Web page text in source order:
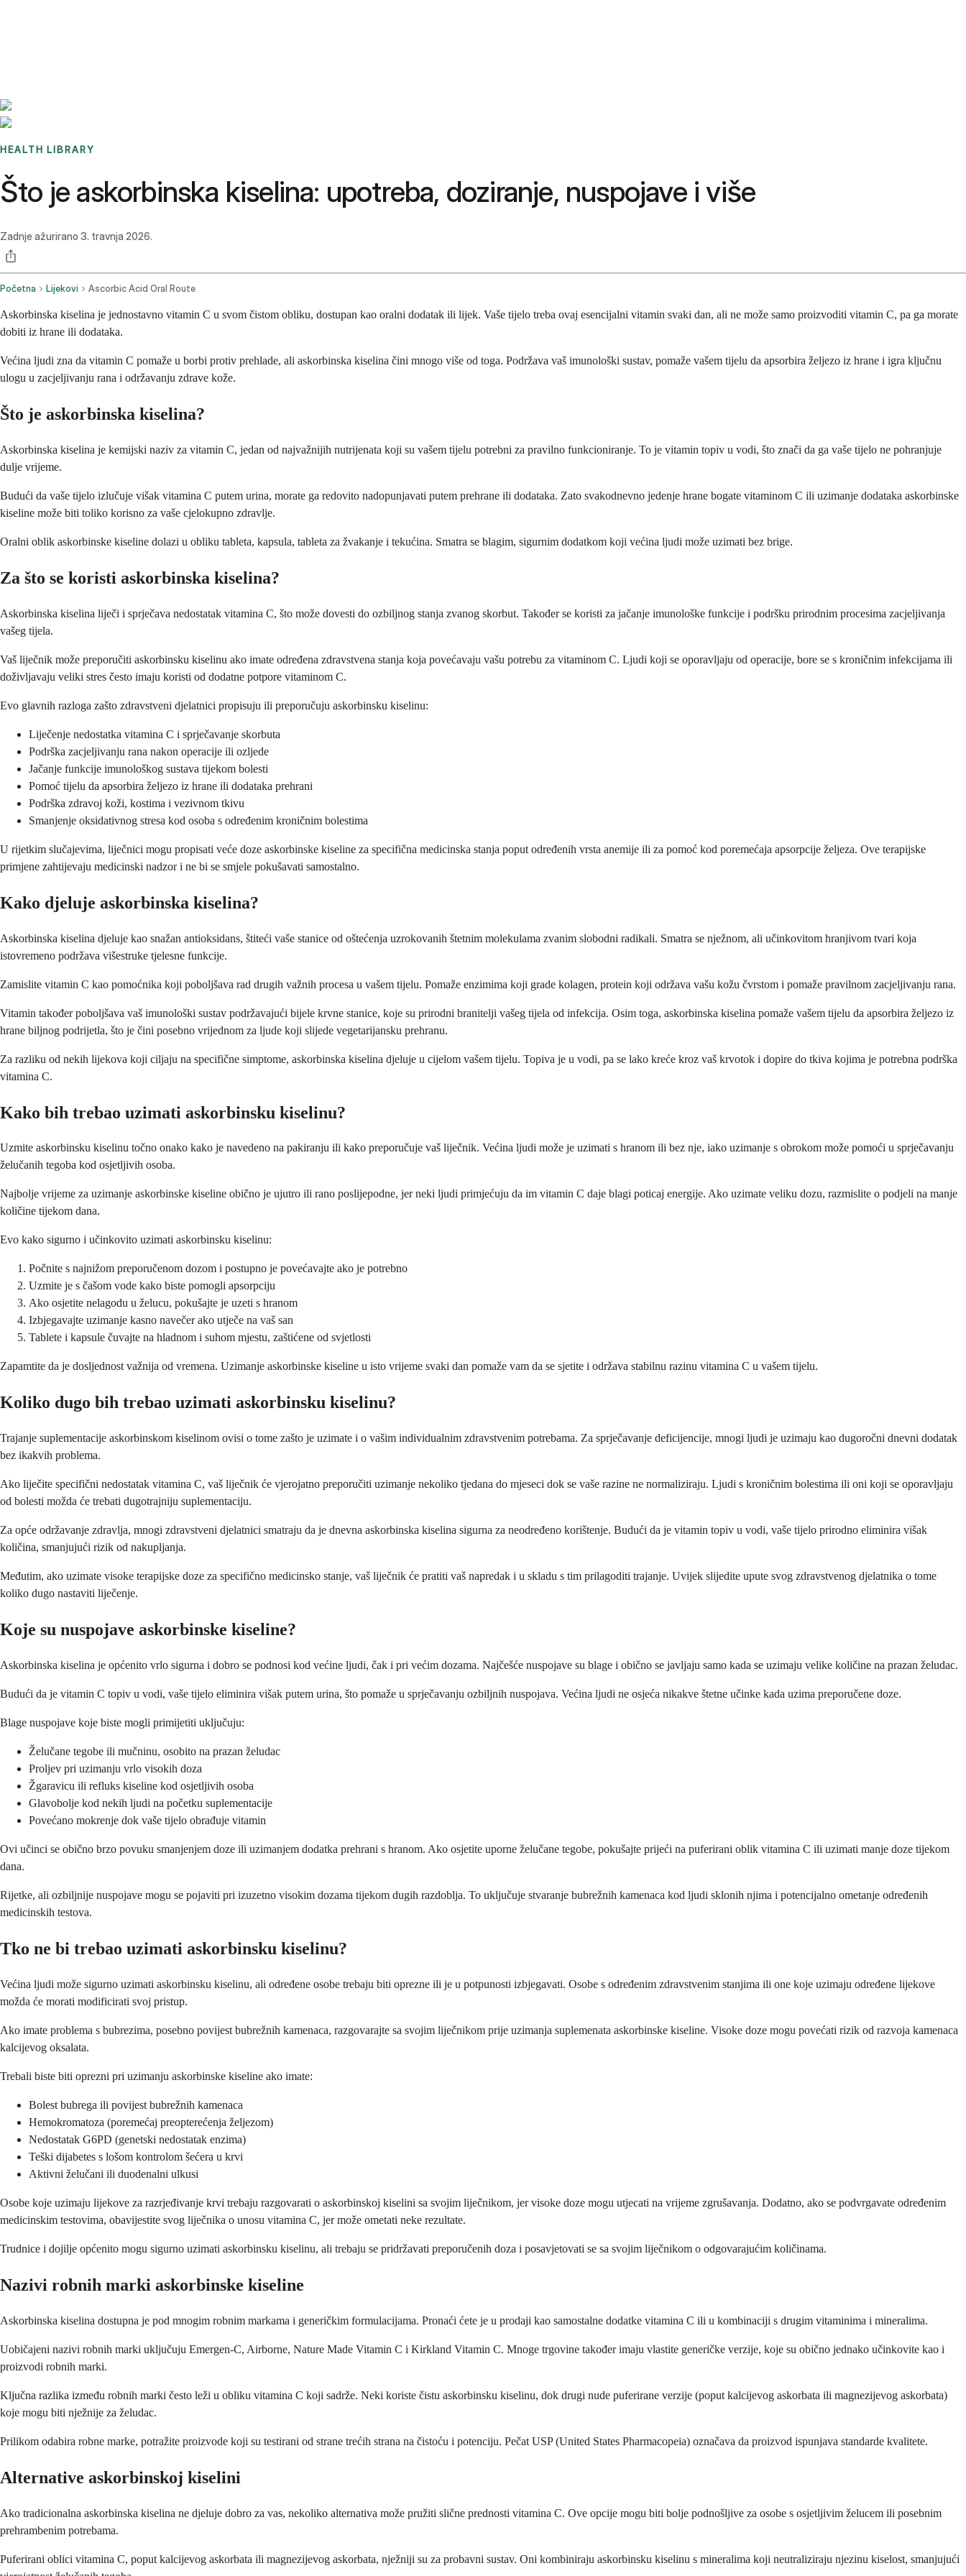
HEALTH LIBRARY
Što je askorbinska kiselina: upotreba, doziranje, nuspojave i više
Zadnje ažurirano 3. travnja 2026.
Početna Lijekovi Ascorbic Acid Oral Route
Askorbinska kiselina je jednostavno vitamin C u svom čistom obliku, dostupan kao oralni dodatak ili lijek. Vaše tijelo treba ovaj esencijalni vitamin svaki dan, ali ne može samo proizvoditi vitamin C, pa ga morate
dobiti iz hrane ili dodataka.
Većina ljudi zna da vitamin C pomaže u borbi protiv prehlade, ali askorbinska kiselina čini mnogo više od toga. Podržava vaš imunološki sustav, pomaže vašem tijelu da apsorbira željezo iz hrane i igra ključnu
ulogu u zacjeljivanju rana i održavanju zdrave kože.
Što je askorbinska kiselina?
Askorbinska kiselina je kemijski naziv za vitamin C, jedan od najvažnijih nutrijenata koji su vašem tijelu potrebni za pravilno funkcioniranje. To je vitamin topiv u vodi, što znači da ga vaše tijelo ne pohranjuje
dulje vrijeme.
Budući da vaše tijelo izlučuje višak vitamina C putem urina, morate ga redovito nadopunjavati putem prehrane ili dodataka. Zato svakodnevno jedenje hrane bogate vitaminom C ili uzimanje dodataka askorbinske
kiseline može biti toliko korisno za vaše cjelokupno zdravlje.
Oralni oblik askorbinske kiseline dolazi u obliku tableta, kapsula, tableta za žvakanje i tekućina. Smatra se blagim, sigurnim dodatkom koji većina ljudi može uzimati bez brige.
Za što se koristi askorbinska kiselina?
Askorbinska kiselina liječi i sprječava nedostatak vitamina C, što može dovesti do ozbiljnog stanja zvanog skorbut. Također se koristi za jačanje imunološke funkcije i podršku prirodnim procesima zacjeljivanja
vašeg tijela.
Vaš liječnik može preporučiti askorbinsku kiselinu ako imate određena zdravstvena stanja koja povećavaju vašu potrebu za vitaminom C. Ljudi koji se oporavljaju od operacije, bore se s kroničnim infekcijama ili
doživljavaju veliki stres često imaju koristi od dodatne potpore vitaminom C.
Evo glavnih razloga zašto zdravstveni djelatnici propisuju ili preporučuju askorbinsku kiselinu:
Liječenje nedostatka vitamina C i sprječavanje skorbuta
Podrška zacjeljivanju rana nakon operacije ili ozljede
Jačanje funkcije imunološkog sustava tijekom bolesti
Pomoć tijelu da apsorbira željezo iz hrane ili dodataka prehrani
Podrška zdravoj koži, kostima i vezivnom tkivu
Smanjenje oksidativnog stresa kod osoba s određenim kroničnim bolestima
U rijetkim slučajevima, liječnici mogu propisati veće doze askorbinske kiseline za specifična medicinska stanja poput određenih vrsta anemije ili za pomoć kod poremećaja apsorpcije željeza. Ove terapijske
primjene zahtijevaju medicinski nadzor i ne bi se smjele pokušavati samostalno.
Kako djeluje askorbinska kiselina?
Askorbinska kiselina djeluje kao snažan antioksidans, štiteći vaše stanice od oštećenja uzrokovanih štetnim molekulama zvanim slobodni radikali. Smatra se nježnom, ali učinkovitom hranjivom tvari koja
istovremeno podržava višestruke tjelesne funkcije.
Zamislite vitamin C kao pomoćnika koji poboljšava rad drugih važnih procesa u vašem tijelu. Pomaže enzimima koji grade kolagen, protein koji održava vašu kožu čvrstom i pomaže pravilnom zacjeljivanju rana.
Vitamin također poboljšava vaš imunološki sustav podržavajući bijele krvne stanice, koje su prirodni branitelji vašeg tijela od infekcija. Osim toga, askorbinska kiselina pomaže vašem tijelu da apsorbira željezo iz
hrane biljnog podrijetla, što je čini posebno vrijednom za ljude koji slijede vegetarijansku prehranu.
Za razliku od nekih lijekova koji ciljaju na specifične simptome, askorbinska kiselina djeluje u cijelom vašem tijelu. Topiva je u vodi, pa se lako kreće kroz vaš krvotok i dopire do tkiva kojima je potrebna podrška
vitamina C.
Kako bih trebao uzimati askorbinsku kiselinu?
Uzmite askorbinsku kiselinu točno onako kako je navedeno na pakiranju ili kako preporučuje vaš liječnik. Većina ljudi može je uzimati s hranom ili bez nje, iako uzimanje s obrokom može pomoći u sprječavanju
želučanih tegoba kod osjetljivih osoba.
Najbolje vrijeme za uzimanje askorbinske kiseline obično je ujutro ili rano poslijepodne, jer neki ljudi primjećuju da im vitamin C daje blagi poticaj energije. Ako uzimate veliku dozu, razmislite o podjeli na manje
količine tijekom dana.
Evo kako sigurno i učinkovito uzimati askorbinsku kiselinu:
Počnite s najnižom preporučenom dozom i postupno je povećavajte ako je potrebno
Uzmite je s čašom vode kako biste pomogli apsorpciju
Ako osjetite nelagodu u želucu, pokušajte je uzeti s hranom
Izbjegavajte uzimanje kasno navečer ako utječe na vaš san
Tablete i kapsule čuvajte na hladnom i suhom mjestu, zaštićene od svjetlosti
Zapamtite da je dosljednost važnija od vremena. Uzimanje askorbinske kiseline u isto vrijeme svaki dan pomaže vam da se sjetite i održava stabilnu razinu vitamina C u vašem tijelu.
Koliko dugo bih trebao uzimati askorbinsku kiselinu?
Trajanje suplementacije askorbinskom kiselinom ovisi o tome zašto je uzimate i o vašim individualnim zdravstvenim potrebama. Za sprječavanje deficijencije, mnogi ljudi je uzimaju kao dugoročni dnevni dodatak
bez ikakvih problema.
Ako liječite specifični nedostatak vitamina C, vaš liječnik će vjerojatno preporučiti uzimanje nekoliko tjedana do mjeseci dok se vaše razine ne normaliziraju. Ljudi s kroničnim bolestima ili oni koji se oporavljaju
od bolesti možda će trebati dugotrajniju suplementaciju.
Za opće održavanje zdravlja, mnogi zdravstveni djelatnici smatraju da je dnevna askorbinska kiselina sigurna za neodređeno korištenje. Budući da je vitamin topiv u vodi, vaše tijelo prirodno eliminira višak
količina, smanjujući rizik od nakupljanja.
Međutim, ako uzimate visoke terapijske doze za specifično medicinsko stanje, vaš liječnik će pratiti vaš napredak i u skladu s tim prilagoditi trajanje. Uvijek slijedite upute svog zdravstvenog djelatnika o tome
koliko dugo nastaviti liječenje.
Koje su nuspojave askorbinske kiseline?
Askorbinska kiselina je općenito vrlo sigurna i dobro se podnosi kod većine ljudi, čak i pri većim dozama. Najčešće nuspojave su blage i obično se javljaju samo kada se uzimaju velike količine na prazan želudac.
Budući da je vitamin C topiv u vodi, vaše tijelo eliminira višak putem urina, što pomaže u sprječavanju ozbiljnih nuspojava. Većina ljudi ne osjeća nikakve štetne učinke kada uzima preporučene doze.
Blage nuspojave koje biste mogli primijetiti uključuju:
Želučane tegobe ili mučninu, osobito na prazan želudac
Proljev pri uzimanju vrlo visokih doza
Žgaravicu ili refluks kiseline kod osjetljivih osoba
Glavobolje kod nekih ljudi na početku suplementacije
Povećano mokrenje dok vaše tijelo obrađuje vitamin
Ovi učinci se obično brzo povuku smanjenjem doze ili uzimanjem dodatka prehrani s hranom. Ako osjetite uporne želučane tegobe, pokušajte prijeći na puferirani oblik vitamina C ili uzimati manje doze tijekom
dana.
Rijetke, ali ozbiljnije nuspojave mogu se pojaviti pri izuzetno visokim dozama tijekom dugih razdoblja. To uključuje stvaranje bubrežnih kamenaca kod ljudi sklonih njima i potencijalno ometanje određenih
medicinskih testova.
Tko ne bi trebao uzimati askorbinsku kiselinu?
Većina ljudi može sigurno uzimati askorbinsku kiselinu, ali određene osobe trebaju biti oprezne ili je u potpunosti izbjegavati. Osobe s određenim zdravstvenim stanjima ili one koje uzimaju određene lijekove
možda će morati modificirati svoj pristup.
Ako imate problema s bubrezima, posebno povijest bubrežnih kamenaca, razgovarajte sa svojim liječnikom prije uzimanja suplemenata askorbinske kiseline. Visoke doze mogu povećati rizik od razvoja kamenaca
kalcijevog oksalata.
Trebali biste biti oprezni pri uzimanju askorbinske kiseline ako imate:
Bolest bubrega ili povijest bubrežnih kamenaca
Hemokromatoza (poremećaj preopterećenja željezom)
Nedostatak G6PD (genetski nedostatak enzima)
Teški dijabetes s lošom kontrolom šećera u krvi
Aktivni želučani ili duodenalni ulkusi
Osobe koje uzimaju lijekove za razrjeđivanje krvi trebaju razgovarati o askorbinskoj kiselini sa svojim liječnikom, jer visoke doze mogu utjecati na vrijeme zgrušavanja. Dodatno, ako se podvrgavate određenim
medicinskim testovima, obavijestite svog liječnika o unosu vitamina C, jer može ometati neke rezultate.
Trudnice i dojilje općenito mogu sigurno uzimati askorbinsku kiselinu, ali trebaju se pridržavati preporučenih doza i posavjetovati se sa svojim liječnikom o odgovarajućim količinama.
Nazivi robnih marki askorbinske kiseline
Askorbinska kiselina dostupna je pod mnogim robnim markama i generičkim formulacijama. Pronaći ćete je u prodaji kao samostalne dodatke vitamina C ili u kombinaciji s drugim vitaminima i mineralima.
Uobičajeni nazivi robnih marki uključuju Emergen-C, Airborne, Nature Made Vitamin C i Kirkland Vitamin C. Mnoge trgovine također imaju vlastite generičke verzije, koje su obično jednako učinkovite kao i
proizvodi robnih marki.
Ključna razlika između robnih marki često leži u obliku vitamina C koji sadrže. Neki koriste čistu askorbinsku kiselinu, dok drugi nude puferirane verzije (poput kalcijevog askorbata ili magnezijevog askorbata)
koje mogu biti nježnije za želudac.
Prilikom odabira robne marke, potražite proizvode koji su testirani od strane trećih strana na čistoću i potenciju. Pečat USP (United States Pharmacopeia) označava da proizvod ispunjava standarde kvalitete.
Alternative askorbinskoj kiselini
Ako tradicionalna askorbinska kiselina ne djeluje dobro za vas, nekoliko alternativa može pružiti slične prednosti vitamina C. Ove opcije mogu biti bolje podnošljive za osobe s osjetljivim želucem ili posebnim
prehrambenim potrebama.
Puferirani oblici vitamina C, poput kalcijevog askorbata ili magnezijevog askorbata, nježniji su za probavni sustav. Oni kombiniraju askorbinsku kiselinu s mineralima koji neutraliziraju njezinu kiselost, smanjujući